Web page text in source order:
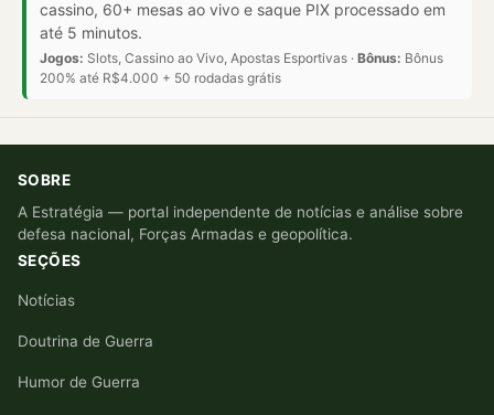
cassino, 60+ mesas ao vivo e saque PIX processado em
até 5 minutos.
Jogos: Slots, Cassino ao Vivo, Apostas Esportivas · Bônus: Bônus
200% até R$4.000 + 50 rodadas grátis
SOBRE
A Estratégia — portal independente de notícias e análise sobre
defesa nacional, Forças Armadas e geopolítica.
SEÇÕES
Notícias
Doutrina de Guerra
Humor de Guerra